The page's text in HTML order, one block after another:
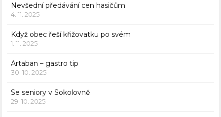
Nevšední předávání cen hasičům
4. 11. 2025
Když obec řeší křižovatku po svém
1. 11. 2025
Artaban – gastro tip
30. 10. 2025
Se seniory v Sokolovně
29. 10. 2025